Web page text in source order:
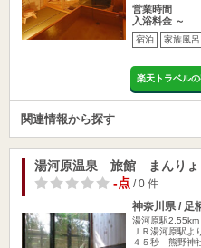
営業時間
入浴料金 ～
宿泊 家族風呂
楽天トラベル
関連情報から探す
湯河原温泉 旅館 まんりょ
-点 / 0 件
神奈川県 / 足
湯河原駅2.55km
ＪＲ湯河原駅
４５秒 熊野神